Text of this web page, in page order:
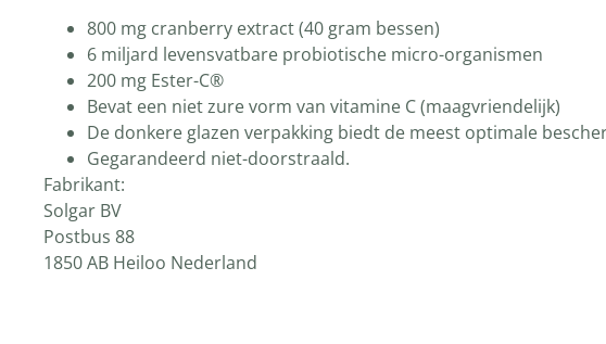
800 mg cranberry extract (40 gram bessen)
6 miljard levensvatbare probiotische micro-organismen
200 mg Ester-C®
Bevat een niet zure vorm van vitamine C (maagvriendelijk)
De donkere glazen verpakking biedt de meest optimale
Gegarandeerd niet-doorstraald.
Fabrikant:
Solgar BV
Postbus 88
1850 AB Heiloo Nederland